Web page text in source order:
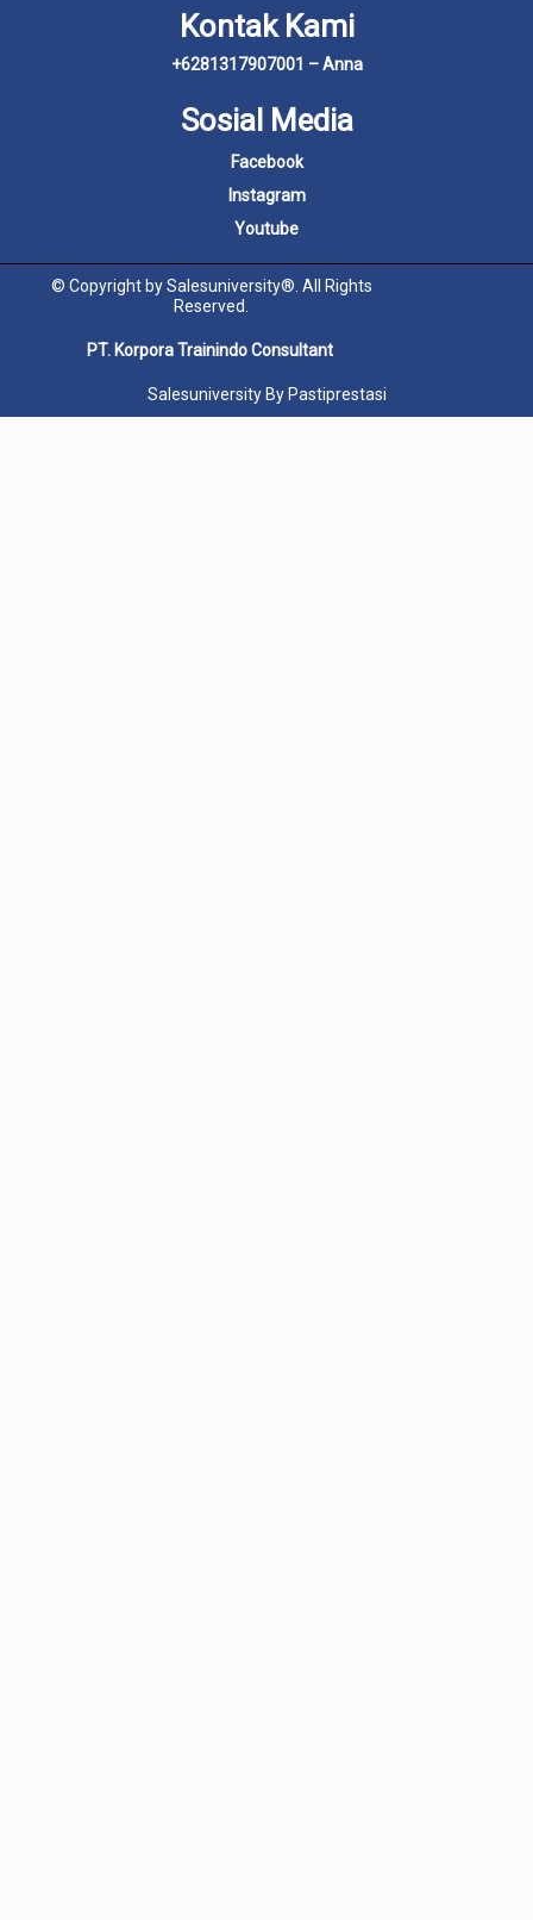
Kontak Kami
+6281317907001 – Anna
Sosial Media
Facebook
Instagram
Youtube
© Copyright by Salesuniversity®. All Rights
Reserved.
PT. Korpora Trainindo Consultant
Salesuniversity By Pastiprestasi